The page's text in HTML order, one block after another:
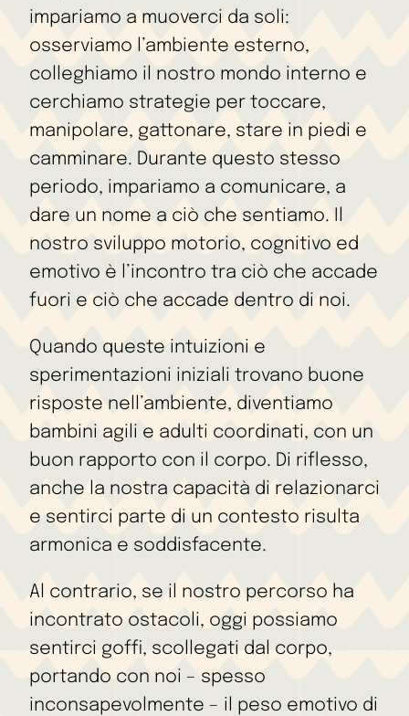
impariamo a muoverci da soli:
osserviamo l’ambiente esterno,
colleghiamo il nostro mondo interno e
cerchiamo strategie per toccare,
manipolare, gattonare, stare in piedi e
camminare. Durante questo stesso
periodo, impariamo a comunicare, a
dare un nome a ciò che sentiamo. Il
nostro sviluppo motorio, cognitivo ed
emotivo è l’incontro tra ciò che accade
fuori e ciò che accade dentro di noi.
Quando queste intuizioni e
sperimentazioni iniziali trovano buone
risposte nell’ambiente, diventiamo
bambini agili e adulti coordinati, con un
buon rapporto con il corpo. Di riflesso,
anche la nostra capacità di relazionarci
e sentirci parte di un contesto risulta
armonica e soddisfacente.
Al contrario, se il nostro percorso ha
incontrato ostacoli, oggi possiamo
sentirci goffi, scollegati dal corpo,
portando con noi – spesso
inconsapevolmente – il peso emotivo di